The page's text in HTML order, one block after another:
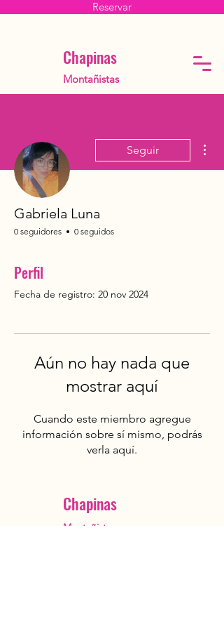
Reservar
Chapinas
Montañistas
Seguir
Gabriela Luna
0 seguidores 0 seguidos
Perfil
Fecha de registro: 20 nov 2024
Aún no hay nada que
mostrar aquí
Cuando este miembro agregue
información sobre sí mismo, podrás
verla aquí.
Chapinas
Montañistas